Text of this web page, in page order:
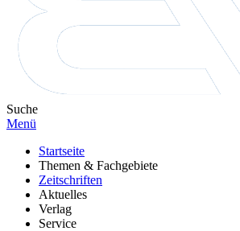
Suche
Menü
Startseite
Themen & Fachgebiete
Zeitschriften
Aktuelles
Verlag
Service